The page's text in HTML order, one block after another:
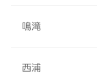
鳴滝
西浦